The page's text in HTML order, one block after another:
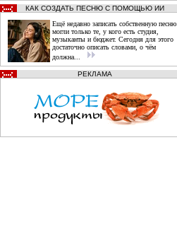
КАК СОЗДАТЬ ПЕСНЮ С ПОМОЩЬЮ ИИ
Ещё недавно записать собственную песню
могли только те, у кого есть студия,
музыканты и бюджет. Сегодня для этого
достаточно описать словами, о чём
должна...
РЕКЛАМА